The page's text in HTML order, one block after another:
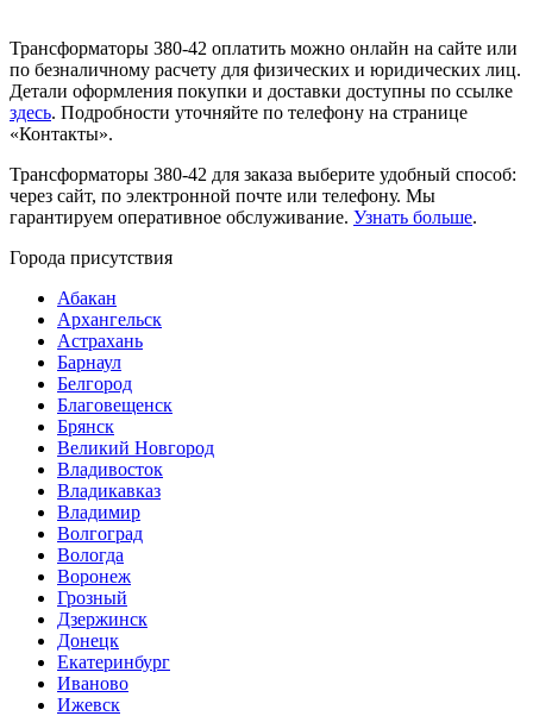
Трансформаторы 380-42 оплатить можно онлайн на сайте или
по безналичному расчету для физических и юридических лиц.
Детали оформления покупки и доставки доступны по ссылке
здесь. Подробности уточняйте по телефону на странице
«Контакты».
Трансформаторы 380-42 для заказа выберите удобный способ:
через сайт, по электронной почте или телефону. Мы
гарантируем оперативное обслуживание. Узнать больше.
Города присутствия
Абакан
Архангельск
Астрахань
Барнаул
Белгород
Благовещенск
Брянск
Великий Новгород
Владивосток
Владикавказ
Владимир
Волгоград
Вологда
Воронеж
Грозный
Дзержинск
Донецк
Екатеринбург
Иваново
Ижевск